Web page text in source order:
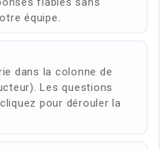
équipe.
dans la colonne de
Les questions
pour dérouler la